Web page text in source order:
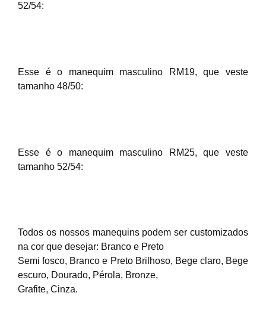
52/54:
Esse é o manequim masculino RM19, que veste
tamanho 48/50:
Esse é o manequim masculino RM25, que veste
tamanho 52/54:
Todos os nossos manequins podem ser customizados
na cor que desejar: Branco e Preto
Semi fosco, Branco e Preto Brilhoso, Bege claro, Bege
escuro, Dourado, Pérola, Bronze,
Grafite, Cinza.